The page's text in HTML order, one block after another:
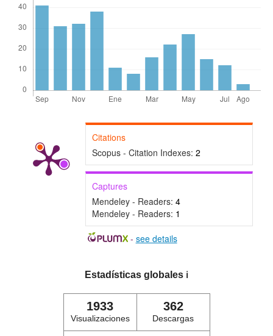
Citations
Scopus - Citation Indexes: 2
Captures
Mendeley - Readers: 4
Mendeley - Readers: 1
- see details
Estadísticas globales ℹ️
1933
Visualizaciones
362
Descargas